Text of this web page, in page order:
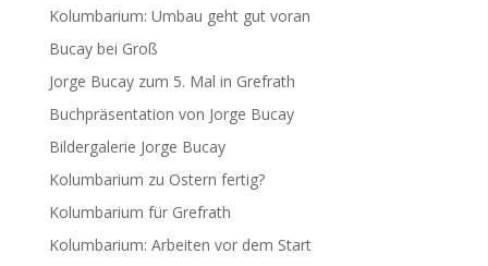
Kolumbarium: Umbau geht gut voran
Bucay bei Groß
Jorge Bucay zum 5. Mal in Grefrath
Buchpräsentation von Jorge Bucay
Bildergalerie Jorge Bucay
Kolumbarium zu Ostern fertig?
Kolumbarium für Grefrath
Kolumbarium: Arbeiten vor dem Start